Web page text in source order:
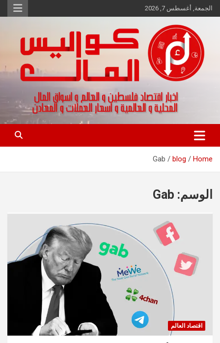
Skip
to
الجمعة, أغسطس 7, 2026
كواليس المال
اخبار اقتصاد فلسطين و العالم و تقارير اسواق المال و العملات
Home
blog
Gab
الوسم: Gab
اقتصاد العالم